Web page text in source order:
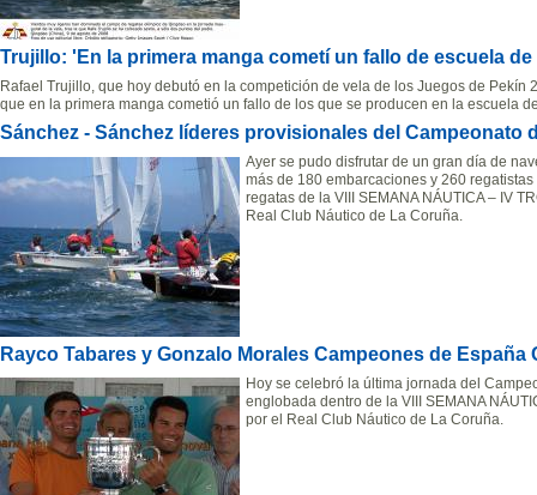
Trujillo: 'En la primera manga cometí un fallo de escuela de
Rafael Trujillo, que hoy debutó en la competición de vela de los Juegos de Pekín
que en la primera manga cometió un fallo de los que se producen en la escuela
Sánchez - Sánchez líderes provisionales del Campeonato
Ayer se pudo disfrutar de un gran día de
más de 180 embarcaciones y 260
regatas de la VIII SEMANA NÁUTICA – IV
Real Club Náutico de La Coruña.
Rayco Tabares y Gonzalo Morales Campeones de España
Hoy se celebró la última jornada del
englobada dentro de la VIII SEMANA
por el Real Club Náutico de La Coruña.